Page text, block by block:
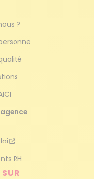
?
RH